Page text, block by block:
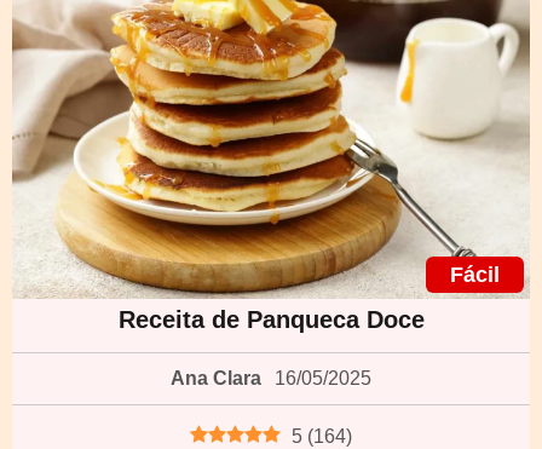
Fácil
Receita de Panqueca Doce
Ana Clara 16/05/2025
5 (164)